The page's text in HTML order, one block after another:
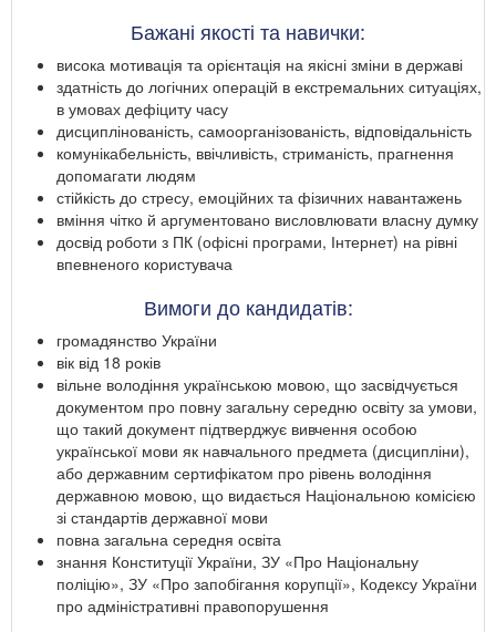
Бажані якості та навички:
висока мотивація та орієнтація на якісні зміни в державі
здатність до логічних операцій в екстремальних ситуаціях,
в умовах дефіциту часу
дисциплінованість, самоорганізованість, відповідальність
комунікабельність, ввічливість, стриманість, прагнення
допомагати людям
стійкість до стресу, емоційних та фізичних навантажень
вміння чітко й аргументовано висловлювати власну думку
досвід роботи з ПК (офісні програми, Інтернет) на рівні
впевненого користувача
Вимоги до кандидатів:
громадянство України
вік від 18 років
вільне володіння українською мовою, що засвідчується
документом про повну загальну середню освіту за умови,
що такий документ підтверджує вивчення особою
української мови як навчального предмета (дисципліни),
або державним сертифікатом про рівень володіння
державною мовою, що видається Національною комісією
зі стандартів державної мови
повна загальна середня освіта
знання Конституції України, ЗУ «Про Національну
поліцію», ЗУ «Про запобігання корупції», Кодексу України
про адміністративні правопорушення